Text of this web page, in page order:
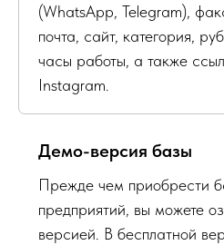
(WhatsApp, Telegram),
почта, сайт, категория,
часы работы, а также
Instagram.
Демо-версия базы
Прежде чем приобрести
предприятий, вы можете
версией. В бесплатной